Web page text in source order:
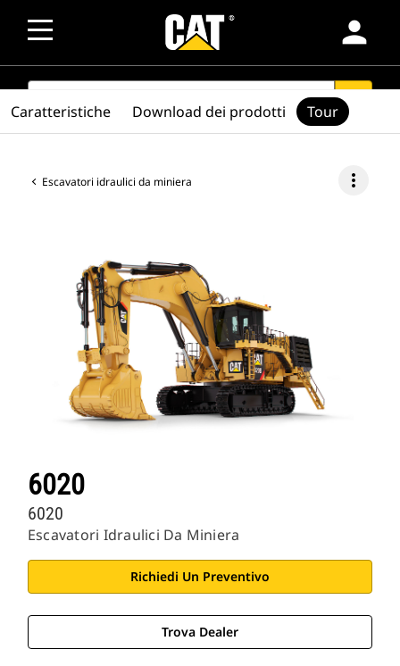
person
SEARCH search
Escavatori idraulici da miniera more_vert
6020
Escavatori Idraulici Da Miniera
6020
Richiedi Un Preventivo
Trova Dealer
Caratteristiche Download dei prodotti Tour